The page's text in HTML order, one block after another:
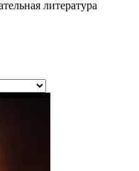
литература